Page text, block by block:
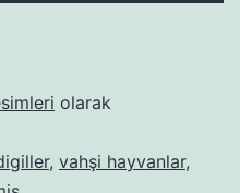
olarak
, vahşi hayvanlar,